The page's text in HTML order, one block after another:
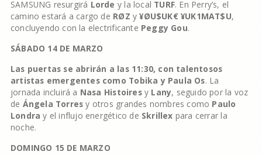
SAMSUNG resurgirá Lorde y la local TURF. En Perry’s, el
camino estará a cargo de RØZ y¥ØU$UK€ ¥UK1MAT$U,
concluyendo con la electrificante Peggy Gou.
SÁBADO 14 DE MARZO
Las puertas se abrirán a las 11:30, con talentosos
artistas emergentes como Tobika y Paula Os. La
jornada incluirá a Nasa Histoiresy Lany, seguido por la voz
de Ángela Torres y otros grandes nombres como Paulo
Londra y el influjo energético de Skrillex para cerrar la
noche.
DOMINGO 15 DE MARZO